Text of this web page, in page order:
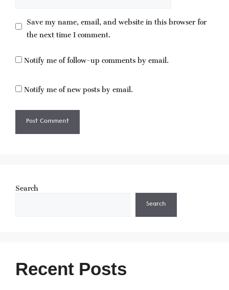
Save my name, email, and website in this browser for
the next time I comment.
Notify me of follow-up comments by email.
Notify me of new posts by email.
Search
Search
Recent Posts